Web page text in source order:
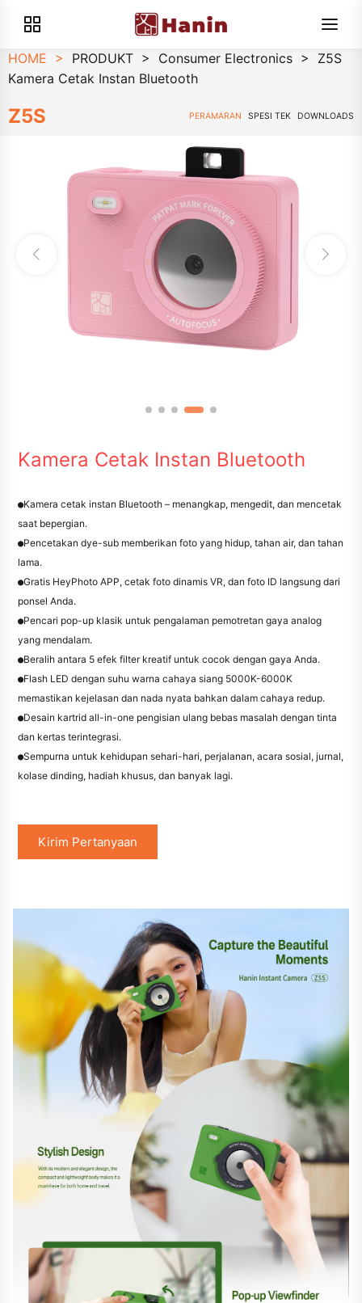
HOME > PRODUKT > Consumer Electronics >
Z5S
Kamera Cetak Instan Bluetooth
Z5S PERAMARAN SPESI TEK DOWNLOADS
Kamera Cetak Instan Bluetooth
●Kamera cetak instan Bluetooth – menangkap, mengedit, dan mencetak
saat bepergian.
●Pencetakan dye-sub memberikan foto yang hidup, tahan air, dan tahan
lama.
●Gratis HeyPhoto APP, cetak foto dinamis VR, dan foto ID langsung dari
ponsel Anda.
●Pencari pop-up klasik untuk pengalaman pemotretan gaya analog
yang mendalam.
●Beralih antara 5 efek filter kreatif untuk cocok dengan gaya Anda.
●Flash LED dengan suhu warna cahaya siang 5000K-6000K
memastikan kejelasan dan nada nyata bahkan dalam cahaya redup.
●Desain kartrid all-in-one pengisian ulang bebas masalah dengan tinta
dan kertas terintegrasi.
●Sempurna untuk kehidupan sehari-hari, perjalanan, acara sosial, jurnal,
kolase dinding, hadiah khusus, dan banyak lagi.
Kirim Pertanyaan